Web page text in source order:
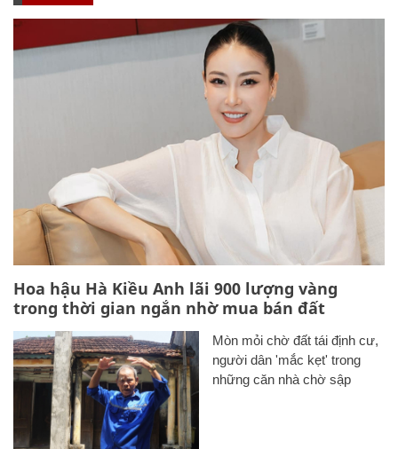
Hoa hậu Hà Kiều Anh lãi 900 lượng vàng
trong thời gian ngắn nhờ mua bán đất
Mòn mỏi chờ đất tái định cư,
người dân 'mắc kẹt' trong
những căn nhà chờ sập